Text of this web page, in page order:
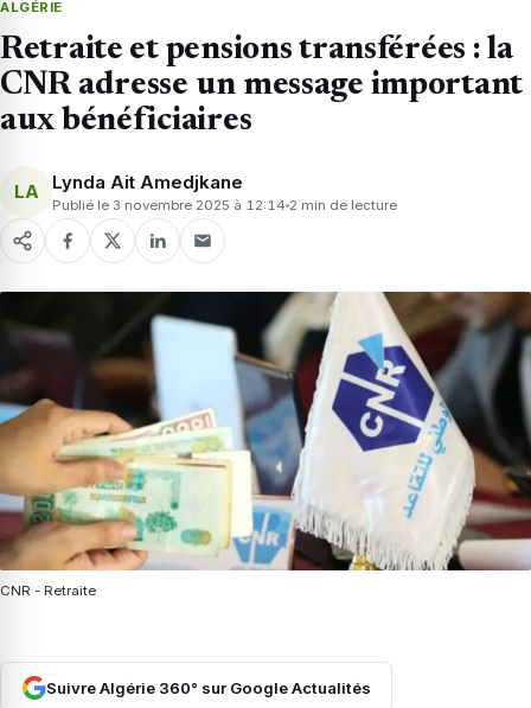
ALGÉRIE
Retraite et pensions transférées : la
CNR adresse un message important
aux bénéficiaires
LA Lynda Ait Amedjkane
Publié le 3 novembre 2025 à 12:14 2 min de lecture
CNR - Retraite
Suivre Algérie 360° sur Google Actualités